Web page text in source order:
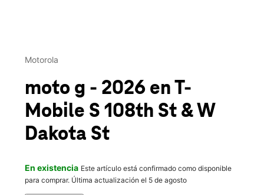
Motorola
moto g - 2026 en T-
Mobile S 108th St & W
Dakota St
En existencia Este artículo está confirmado como disponible
para comprar. Última actualización el 5 de agosto